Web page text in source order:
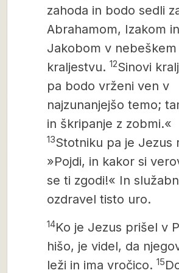
zahoda in bodo sedli
Abrahamom, Izakom in
Jakobom v nebeškem
kraljestvu. 12Sinovi
pa bodo vrženi ven v
najzunanjejšo temo;
in škripanje z zobmi.«
13Stotniku pa je Jezus
»Pojdi, in kakor si
se ti zgodi!« In
ozdravel tisto uro.
14Ko je Jezus prišel v
hišo, je videl, da
leži in ima vročico. 15